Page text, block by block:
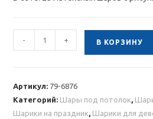
Количество
товара
на
- + В КОРЗИНУ
Артикул: 79-6876
Категорий: Шары под потолок,
Шарики на праздник, Шарики для